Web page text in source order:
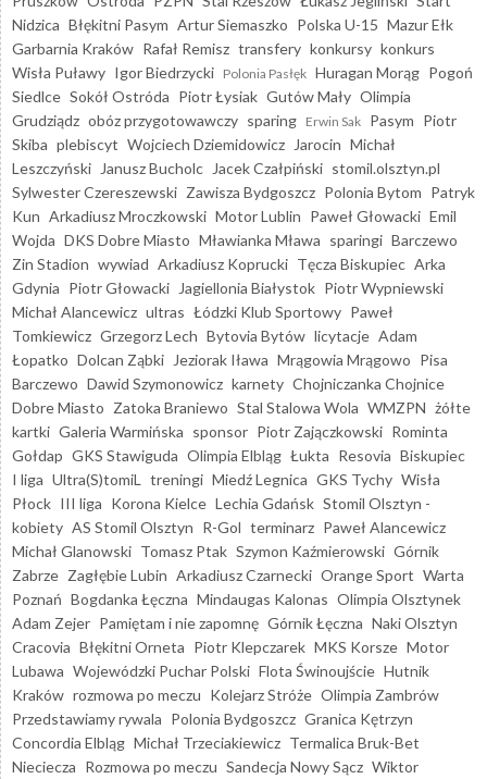
Nidzica Błękitni Pasym Artur Siemaszko Polska U-15 Mazur Ełk
Garbarnia Kraków Rafał Remisz transfery konkursy konkurs
Wisła Puławy Igor Biedrzycki Polonia Pasłęk Huragan Morąg Pogoń
Siedlce Sokół Ostróda Piotr Łysiak Gutów Mały Olimpia
Grudziądz obóz przygotowawczy sparing Erwin Sak Pasym Piotr
Skiba plebiscyt Wojciech Dziemidowicz Jarocin Michał
Leszczyński
Janusz Bucholc Jacek Czałpiński stomil.olsztyn.pl
Sylwester Czereszewski Zawisza Bydgoszcz Polonia Bytom Patryk
Kun Arkadiusz Mroczkowski Motor Lublin Paweł Głowacki Emil
Wojda DKS Dobre Miasto Mławianka Mława sparingi Barczewo
Zin Stadion wywiad Arkadiusz Koprucki Tęcza Biskupiec Arka
Gdynia Piotr Głowacki Jagiellonia Białystok Piotr Wypniewski
Michał Alancewicz ultras Łódzki Klub Sportowy Paweł
Tomkiewicz Grzegorz Lech Bytovia Bytów licytacje Adam
Łopatko Dolcan Ząbki Jeziorak Iława Mrągowia Mrągowo Pisa
Barczewo Dawid Szymonowicz karnety Chojniczanka Chojnice
Dobre Miasto Zatoka Braniewo Stal Stalowa Wola WMZPN żółte
kartki Galeria Warmińska sponsor Piotr Zajączkowski Rominta
Gołdap GKS Stawiguda Olimpia Elbląg Łukta Resovia Biskupiec
I liga Ultra(S)tomiL treningi Miedź Legnica GKS Tychy Wisła
Płock III liga Korona Kielce Lechia Gdańsk Stomil Olsztyn -
kobiety AS Stomil Olsztyn R-Gol terminarz Paweł Alancewicz
Michał Glanowski Tomasz Ptak Szymon Kaźmierowski Górnik
Zabrze Zagłębie Lubin Arkadiusz Czarnecki Orange Sport Warta
Poznań Bogdanka Łęczna Mindaugas Kalonas Olimpia Olsztynek
Adam Zejer Pamiętam i nie zapomnę Górnik Łęczna Naki Olsztyn
Cracovia Błękitni Orneta Piotr Klepczarek MKS Korsze Motor
Lubawa Wojewódzki Puchar Polski Flota Świnoujście Hutnik
Kraków rozmowa po meczu Kolejarz Stróże Olimpia Zambrów
Przedstawiamy rywala Polonia Bydgoszcz Granica Kętrzyn
Concordia Elbląg Michał Trzeciakiewicz Termalica Bruk-Bet
Nieciecza Rozmowa po meczu Sandecja Nowy Sącz Wiktor